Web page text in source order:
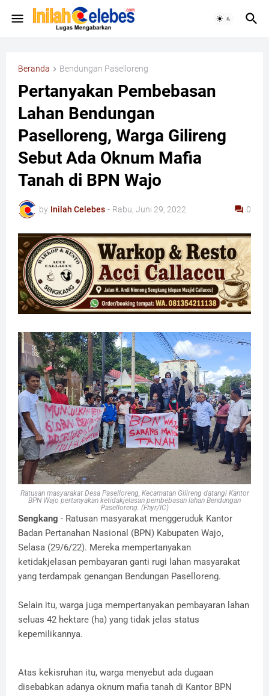
Beranda Bendungan Paselloreng
Pertanyakan Pembebasan
Lahan Bendungan
Paselloreng, Warga Gilireng
Sebut Ada Oknum Mafia
Tanah di BPN Wajo
by Inilah Celebes - Rabu, Juni 29, 2022 0
Ratusan masyarakat Desa Paselloreng, Kecamatan Gilireng datangi Kantor
BPN Wajo pertanyakan ketidakjelasan pembebasan lahan Bendungan
Paselloreng. (Fhyr/IC)
Sengkang - Ratusan masyarakat menggeruduk Kantor
Badan Pertanahan Nasional (BPN) Kabupaten Wajo,
Selasa (29/6/22). Mereka mempertanyakan
ketidakjelasan pembayaran ganti rugi lahan masyarakat
yang terdampak genangan Bendungan Paselloreng.
Selain itu, warga juga mempertanyakan pembayaran lahan
seluas 42 hektare (ha) yang tidak jelas status
kepemilikannya.
Atas kekisruhan itu, warga menyebut ada dugaan
disebabkan adanya oknum mafia tanah di Kantor BPN